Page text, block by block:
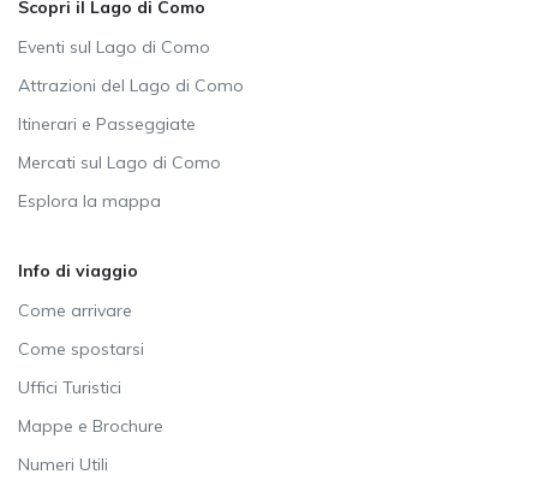
Scopri il Lago di Como
Eventi sul Lago di Como
Attrazioni del Lago di Como
Itinerari e Passeggiate
Mercati sul Lago di Como
Esplora la mappa
Info di viaggio
Come arrivare
Come spostarsi
Uffici Turistici
Mappe e Brochure
Numeri Utili